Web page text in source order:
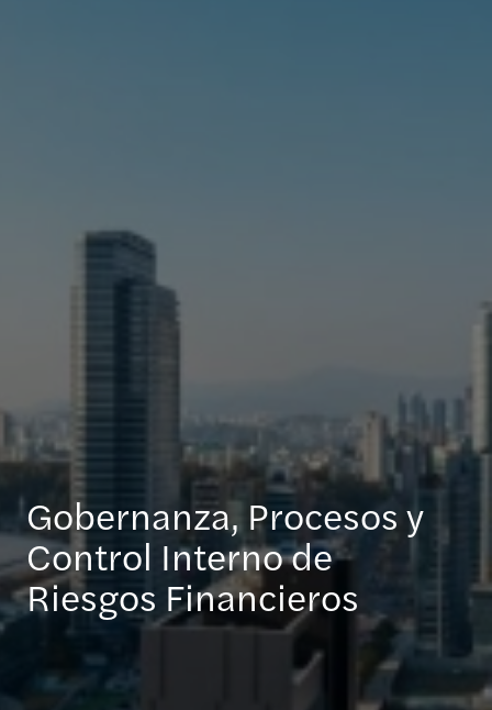
Gobernanza, Procesos y
Control Interno de
Riesgos Financieros